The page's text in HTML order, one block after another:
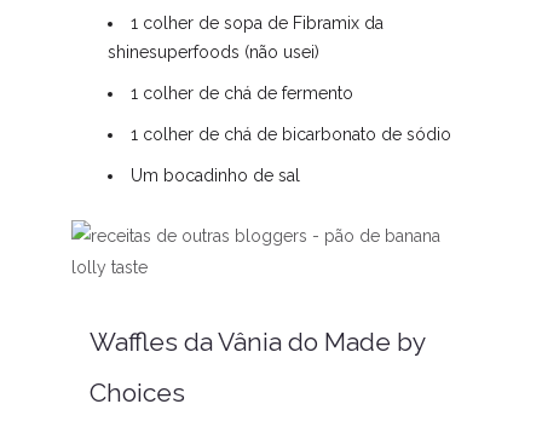
1 colher de sopa de Fibramix da
shinesuperfoods (não usei)
1 colher de chá de fermento
1 colher de chá de bicarbonato de sódio
Um bocadinho de sal
Waffles da Vânia do Made by
Choices